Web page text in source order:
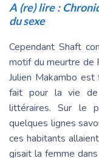
A (re) lire :
du sexe
Cependant Shaft
motif du meurtre de
Julien Makambo
fait pour la vie
littéraires. Sur le
quelques lignes
ces habitants
gisait la femme